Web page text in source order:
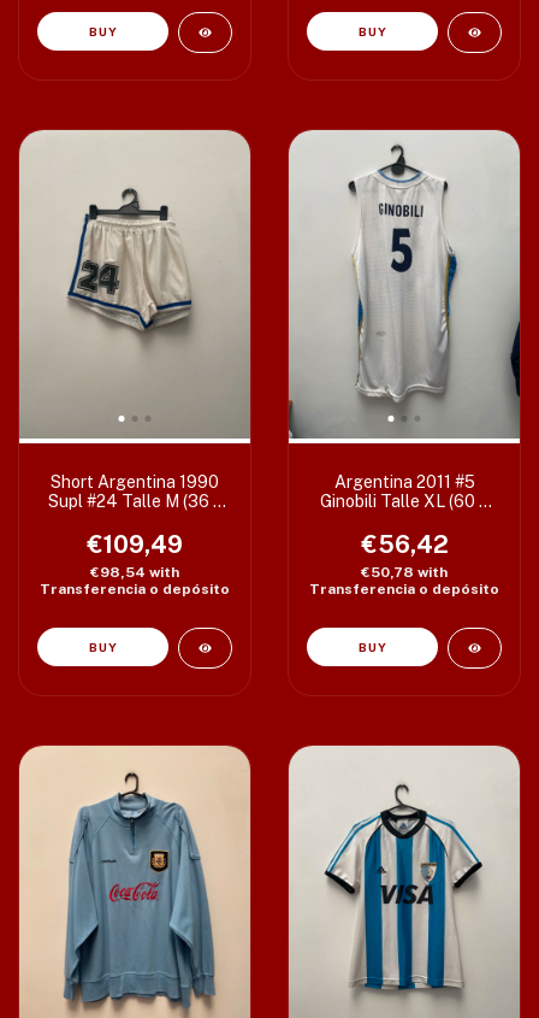
Short Argentina 1990
Supl #24 Talle M (36 x
€109,49
€98,54 with
Transferencia o depósito
Argentina 2011 #5
Ginobili Talle XL (60 x
€56,42
€50,78 with
Transferencia o depósito